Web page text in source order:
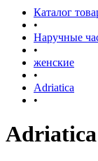
Каталог
•
Наручные
•
женские
•
Adriatica
•
Adriatica